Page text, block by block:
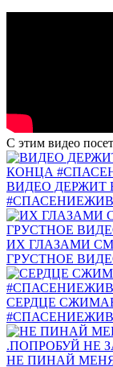
С этим видео
ВИДЕО ДЕРЖИТ
ИХ ГЛАЗАМИ
ГРУСТНОЕ
СЕРДЦЕ
НЕ ПИНАЙ